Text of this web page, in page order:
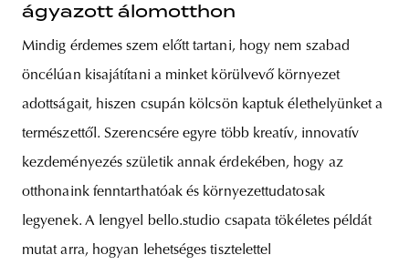
ágyazott álomotthon
Mindig érdemes szem előtt tartani, hogy nem szabad
öncélúan kisajátítani a minket körülvevő környezet
adottságait, hiszen csupán kölcsön kaptuk élethelyünket a
természettől. Szerencsére egyre több kreatív, innovatív
kezdeményezés születik annak érdekében, hogy az
otthonaink fenntarthatóak és környezettudatosak
legyenek. A lengyel bello.studio csapata tökéletes példát
mutat arra, hogyan lehetséges tisztelettel